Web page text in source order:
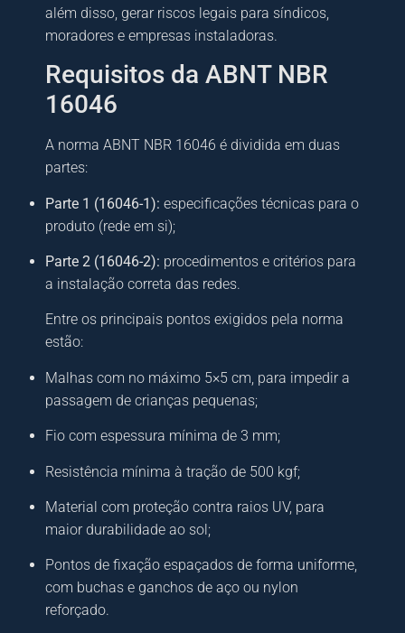
além disso, gerar riscos legais para síndicos,
moradores e empresas instaladoras.
Requisitos da ABNT NBR
16046
A norma ABNT NBR 16046 é dividida em duas
partes:
Parte 1 (16046-1): especificações técnicas para o
produto (rede em si);
Parte 2 (16046-2): procedimentos e critérios para
a instalação correta das redes.
Entre os principais pontos exigidos pela norma
estão:
Malhas com no máximo 5×5 cm, para impedir a
passagem de crianças pequenas;
Fio com espessura mínima de 3 mm;
Resistência mínima à tração de 500 kgf;
Material com proteção contra raios UV, para
maior durabilidade ao sol;
Pontos de fixação espaçados de forma uniforme,
com buchas e ganchos de aço ou nylon
reforçado.